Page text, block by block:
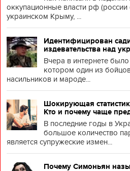
оккупационные власти рф
украинском Крыму, ...
Идентифицирован
издевательства над
Вчера в интернете
котором один из
насильников и мароде...
Шокирующая
Кто и почему чаще
В последние годы в
большое количество
является супружеские измен...
Почему Симоньян